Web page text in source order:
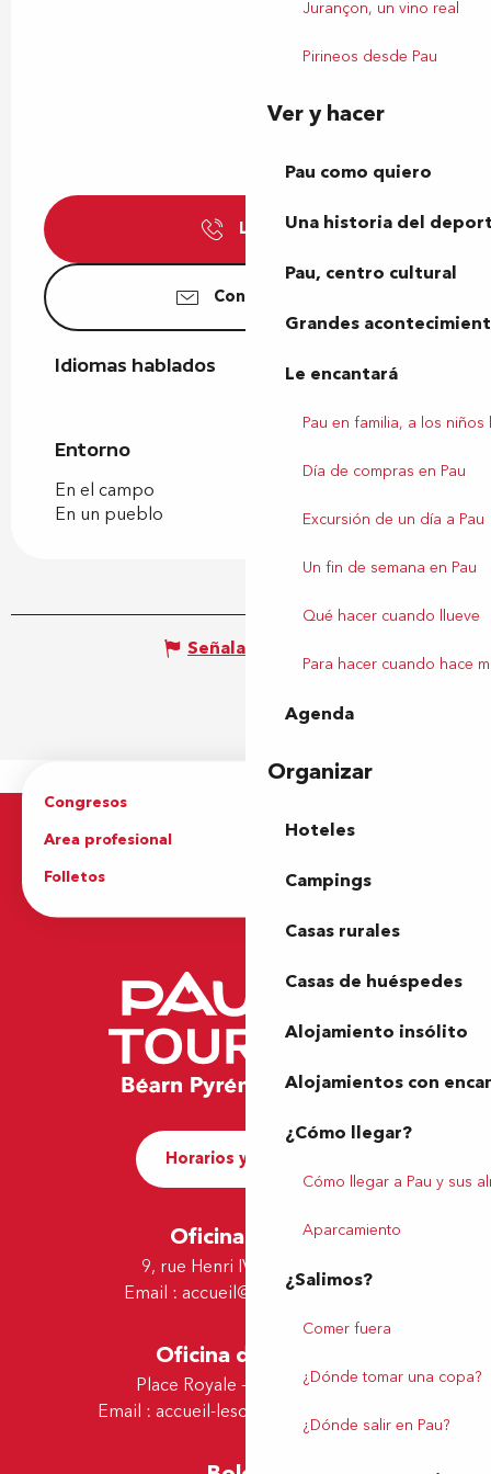
Jurançon, un vino real
Pirineos desde Pau
Ver y hacer
Pau como quiero
Una historia del
Pau, centro cultural
Grandes
Le encantará
Pau en familia, a los niños
Día de compras en Pau
Excursión de un día a Pau
Un fin de semana en Pau
Qué hacer cuando llueve
Para hacer cuando hace
Agenda
Organizar
Hoteles
Campings
Casas rurales
Casas de huéspedes
Alojamiento insólito
Alojamientos con
¿Cómo llegar?
Cómo llegar a Pau y sus
Aparcamiento
¿Salimos?
Comer fuera
¿Dónde tomar una copa?
¿Dónde salir en Pau?
Llamar
Contáctenos
Idiomas hablados
Idiomas hablados
Entorno
Entorno
En el campo
En un pueblo
Señalar un error
Congresos
Area profesional
Prensa
Folletos
Oficina de Turismo
Horarios y contacto
Oficina de Pau
9, rue Henri IV - 64000 Pau
Email : accueil@tourismepau.fr
Oficina de Lescar
Place Royale - 64230 Lescar
Email : accueil-lescar@tourismepau.fr